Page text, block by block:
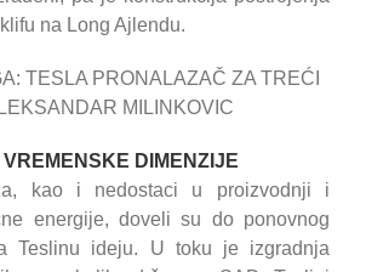
na Long Ajlendu.
TESLA PRONALAZAČ ZA TREĆI
MILINKOVIC
DIMENZIJE
kao i nedostaci u proizvodnji i
energije, doveli su do ponovnog
Teslinu ideju. U toku je izgradnja